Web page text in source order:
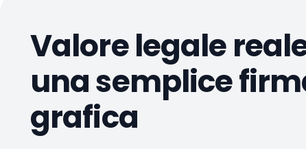
Valore legale
una semplice
grafica